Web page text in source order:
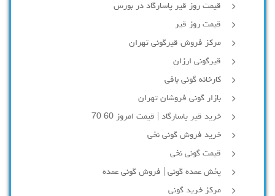
قیمت روز قیر پاسارگاد در بورس
قیمت روز قیر
مرکز فروش قیرگونی تهران
قیرگونی ارزان
کارخانه گونی بافی
بازار گونی فروشان تهران
خرید قیر پاسارگاد | قیمت امروز 60 70
خرید فروش گونی نخی
قیمت گونی نخی
پخش عمده گونی | فروش گونی عمده
مرکز خرید گونی